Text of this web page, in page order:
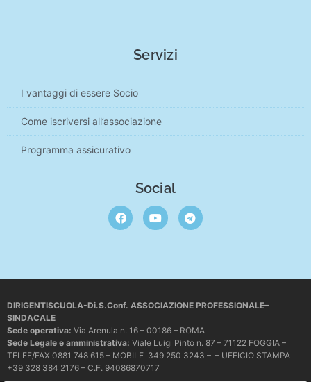
Servizi
I vantaggi di essere Socio
Come iscriversi all’associazione
Programma assicurativo
Social
DIRIGENTISCUOLA-Di.S.Conf. ASSOCIAZIONE PROFESSIONALE–
SINDACALE
Sede operativa: Via Arenula n. 16 – 00186 – ROMA
Sede Legale e amministrativa: Viale Luigi Pinto n. 87 – 71122 FOGGIA –
TELEF/FAX 0881 748 615 – MOBILE 349 250 3243 – – UFFICIO STAMPA
+39 328 384 2176 – C.F. 94086870717